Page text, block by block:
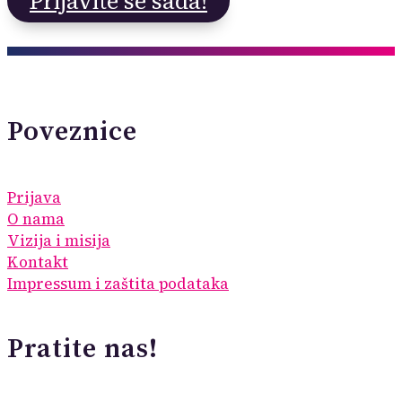
Poveznice
Prijava
O nama
Vizija i misija
Kontakt
Impressum i zaštita podataka
Pratite nas!